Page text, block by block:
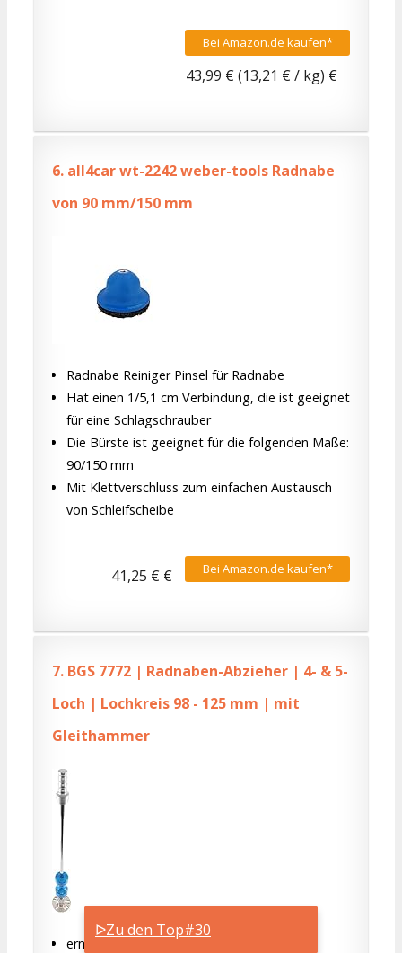
ᐅZu den Top#30
Bei Amazon.de kaufen*
43,99 € (13,21 € / kg) €
6. all4car wt-2242 weber-tools Radnabe
von 90 mm/150 mm
Radnabe Reiniger Pinsel für Radnabe
Hat einen 1/5,1 cm Verbindung, die ist geeignet
für eine Schlagschrauber
Die Bürste ist geeignet für die folgenden Maße:
90/150 mm
Mit Klettverschluss zum einfachen Austausch
von Schleifscheibe
Bei Amazon.de kaufen*
41,25 € €
7. BGS 7772 | Radnaben-Abzieher | 4- & 5-
Loch | Lochkreis 98 - 125 mm | mit
Gleithammer
ermöglicht die Demontage von Radnaben